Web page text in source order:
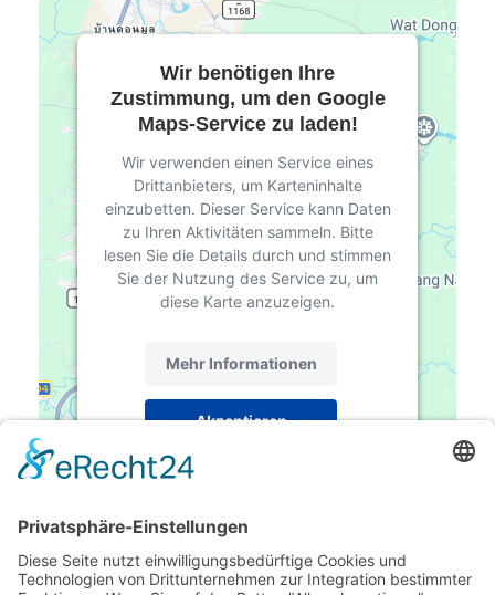
Wir benötigen Ihre
Zustimmung, um den Google
Maps-Service zu laden!
Wir verwenden einen Service eines
Drittanbieters, um Karteninhalte
einzubetten. Dieser Service kann Daten
zu Ihren Aktivitäten sammeln. Bitte
lesen Sie die Details durch und stimmen
Sie der Nutzung des Service zu, um
diese Karte anzuzeigen.
Mehr Informationen
Akzeptieren
powered by
Management Platform